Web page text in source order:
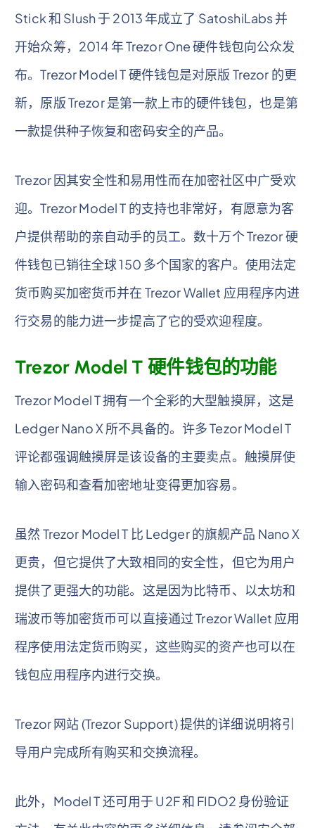
Stick 和 Slush 于 2013 年成立了 SatoshiLabs 并
开始众筹，2014 年 Trezor One 硬件钱包向公众发
布。Trezor Model T 硬件钱包是对原版 Trezor 的更
新，原版 Trezor 是第一款上市的硬件钱包，也是第
一款提供种子恢复和密码安全的产品。
Trezor 因其安全性和易用性而在加密社区中广受欢
迎。Trezor Model T 的支持也非常好，有愿意为客
户提供帮助的亲自动手的员工。数十万个 Trezor 硬
件钱包已销往全球 150 多个国家的客户。使用法定
货币购买加密货币并在 Trezor Wallet 应用程序内进
行交易的能力进一步提高了它的受欢迎程度。
Trezor Model T 硬件钱包的功能
Trezor Model T 拥有一个全彩的大型触摸屏，这是
Ledger Nano X 所不具备的。许多 Tezor Model T
评论都强调触摸屏是该设备的主要卖点。触摸屏使
输入密码和查看加密地址变得更加容易。
虽然 Trezor Model T 比 Ledger 的旗舰产品 Nano X
更贵，但它提供了大致相同的安全性，但它为用户
提供了更强大的功能。这是因为比特币、以太坊和
瑞波币等加密货币可以直接通过 Trezor Wallet 应用
程序使用法定货币购买，这些购买的资产也可以在
钱包应用程序内进行交换。
Trezor 网站 (Trezor Support) 提供的详细说明将引
导用户完成所有购买和交换流程。
此外，Model T 还可用于 U2F 和 FIDO2 身份验证